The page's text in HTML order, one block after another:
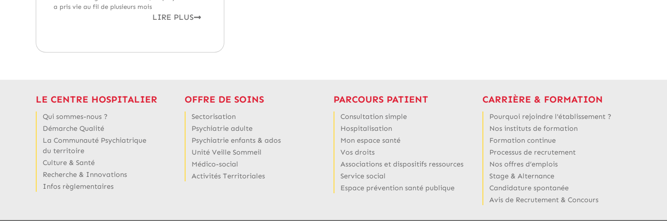
a pris vie au fil de plusieurs mois
LIRE PLUS
LE CENTRE HOSPITALIER
Qui sommes-nous ?
Démarche Qualité
La Communauté Psychiatrique
du territoire
Culture & Santé
Recherche & Innovations
Infos règlementaires
OFFRE DE SOINS
Sectorisation
Psychiatrie adulte
Psychiatrie enfants & ados
Unité Veille Sommeil
Médico-social
Activités Territoriales
PARCOURS PATIENT
Consultation simple
Hospitalisation
Mon espace santé
Vos droits
Associations et dispositifs ressources
Service social
Espace prévention santé publique
CARRIÈRE & FORMATION
Pourquoi rejoindre l'établissement ?
Nos instituts de formation
Formation continue
Processus de recrutement
Nos offres d’emplois
Stage & Alternance
Candidature spontanée
Avis de Recrutement & Concours